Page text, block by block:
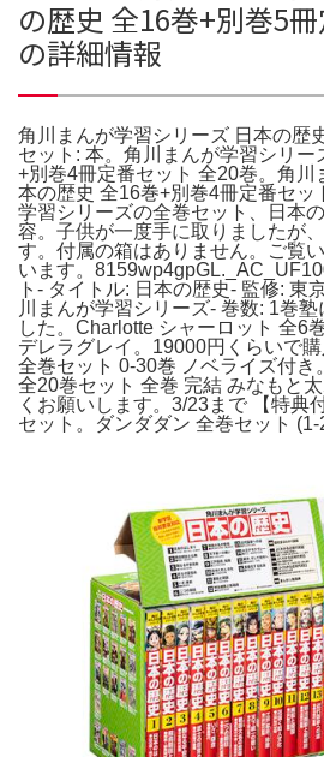
の歴史 全16巻+別巻5
の詳細情報
角川まんが学習シリーズ 日本の歴
セット: 本。角川まんが学習シリー
+別巻4冊定番セット 全20巻。角川
本の歴史 全16巻+別巻4冊定番セッ
学習シリーズの全巻セット、日本
容。子供が一度手に取りましたが
す。付属の箱はありません。ご覧
います。
ト- タイトル: 日本の歴史- 監修: 東
川まんが学習シリーズ- 巻数: 1巻
した。Charlotte シャーロット 全
デレラグレイ。19000円くらいで
全巻セット 0-30巻 ノベライズ付き
全20巻セット 全巻 完結 みなもと
くお願いします。3/23まで 【特典
セット。ダンダダン 全巻セット (1-